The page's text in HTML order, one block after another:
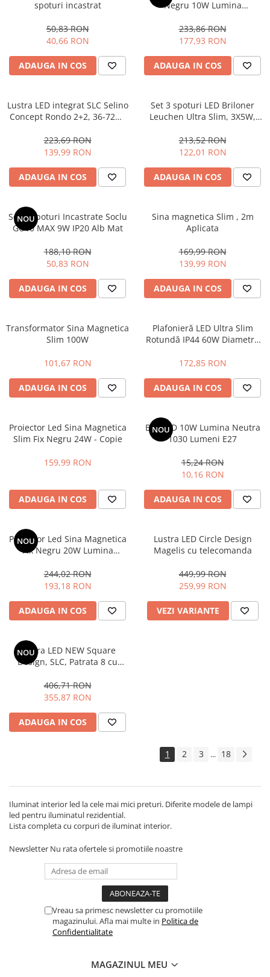
Iluminat scari
Iluminat terasa si curte
Iluminat birou
Iluminat spatiu comercial
Iluminat stradal
Resigilate
Benzi Led
Sisteme Iluminat pe Sina
Magnetica
spoturi incastrat
50,83 RON
40,66 RON
ADAUGA IN COS
Negru 10W Lumina
233,86 RON
177,93 RON
ADAUGA IN COS
Lustra LED integrat SLC Selino
Concept Rondo 2+2, 36-72W,
telecomanda, lumina
calda/neutra/rece, intensitate
223,69 RON
139,99 RON
ADAUGA IN COS
Set 3 spoturi LED Briloner
Leuchen Ultra Slim, 3X5W,
alimentare inclus, Ajustabil,
Lumina Calda (3000K), CRI>80,
213,52 RON
122,01 RON
ADAUGA IN COS
NOU
Set 3 Spoturi Incastrate Soclu
GU10 MAX 9W IP20 Alb Mat
188,10 RON
50,83 RON
ADAUGA IN COS
Sina magnetica Slim , 2m
Aplicata
169,99 RON
139,99 RON
ADAUGA IN COS
Transformator Sina Magnetica
Slim 100W
101,67 RON
ADAUGA IN COS
Plafonieră LED Ultra Slim
Rotundă IP44 60W Diametru
Neagra
172,85 RON
ADAUGA IN COS
Proiector Led Sina Magnetica
Slim Fix Negru 24W - Copie
159,99 RON
ADAUGA IN COS
NOU
Bec LED 10W Lumina Neutra
1030 Lumeni E27
15,24 RON
10,16 RON
ADAUGA IN COS
NOU
Proiector Led Sina Magnetica
Fix Negru 20W Lumina
244,02 RON
193,18 RON
ADAUGA IN COS
Lustra LED Circle Design
Magelis cu telecomanda
449,99 RON
259,99 RON
VEZI VARIANTE
NOU
Lustra LED NEW Square
Design, SLC, Patrata 8 cu
406,71 RON
355,87 RON
ADAUGA IN COS
1 2 3 ... 18
Iluminat interior led la cele mai mici preturi. Diferite modele de lampi
led pentru iluminatul rezidential.
Lista completa cu corpuri de iluminat interior.
Newsletter Nu rata ofertele si promotiile noastre
Vreau sa primesc newsletter cu promotiile
magazinului. Afla mai multe in Politica de
Confidentialitate
MAGAZINUL MEU